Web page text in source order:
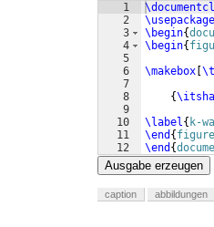
1
2
3
4
5
6
7
8
9
10
11
12
\usepackage
\begin{
\begin{
\makebox
{
\label{ k-
\end { figure
\end {
Ausgabe erzeugen
caption abbildungen